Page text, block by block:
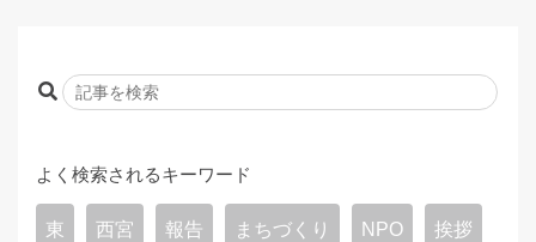
よく検索されるキーワード
東 西宮 報告 まちづくり NPO 挨拶